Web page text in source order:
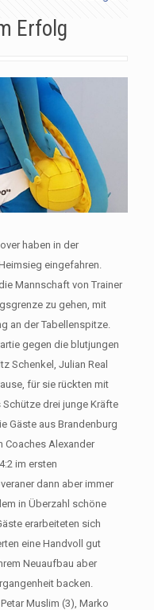
Erfolg
haben in der
eingefahren.
Mannschaft von Trainer
zu gehen, mit
an der Tabellenspitze.
gegen die blutjungen
Schenkel, Julian Real
für sie rückten mit
Schütze drei junge Kräfte
Gäste aus Brandenburg
Coaches Alexander
im ersten
dann aber immer
in Überzahl schöne
erarbeiteten sich
eine Handvoll gut
Neuaufbau aber
backen.
Muslim (3), Marko